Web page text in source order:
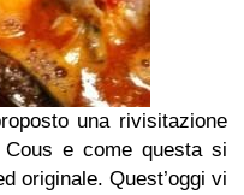
una rivisitazione
e come questa si
originale. Quest’oggi vi